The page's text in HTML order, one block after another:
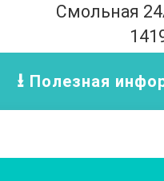
Смольная
Полезная